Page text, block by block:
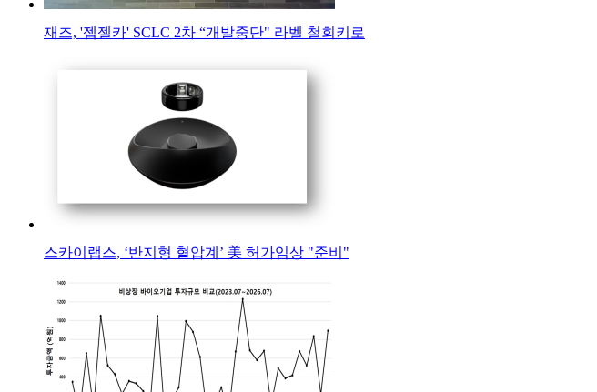
재즈, '젭젤카' SCLC 2차 “개발중단" 라벨 철회키로
스카이랩스, ‘반지형 혈압계’ 美 허가임상 "준비"